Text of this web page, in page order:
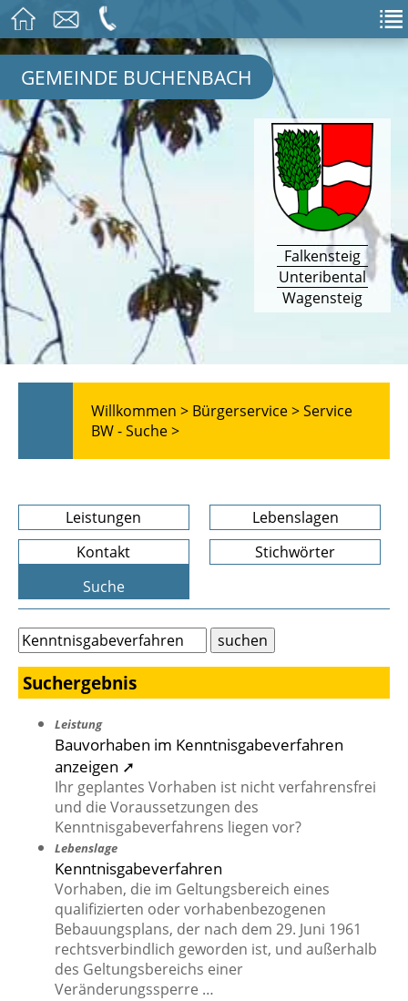
GEMEINDE BUCHENBACH
Falkensteig
Unteribental
Wagensteig
Willkommen > Bürgerservice >Service
BW - Suche >
Leistungen
Lebenslagen
Kontakt
Stichwörter
Suche
Suchergebnis
Leistung
Bauvorhaben im Kenntnisgabeverfahren
anzeigen ➚
Ihr geplantes Vorhaben ist nicht verfahrensfrei
und die Voraussetzungen des
Kenntnisgabeverfahrens liegen vor?
Lebenslage
Kenntnisgabeverfahren
Vorhaben, die im Geltungsbereich eines
qualifizierten oder vorhabenbezogenen
Bebauungsplans, der nach dem 29. Juni 1961
rechtsverbindlich geworden ist, und außerhalb
des Geltungsbereichs einer
Veränderungssperre …